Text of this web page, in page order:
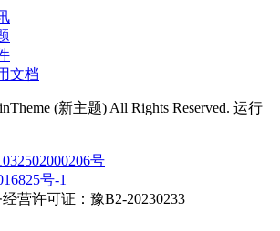
文档
(新主题) All Rights Reserved. 运行
号
号-1
营许可证：豫B2-20230233